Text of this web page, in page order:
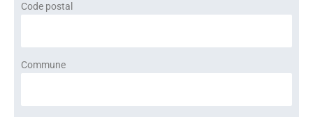
Code postal
Commune